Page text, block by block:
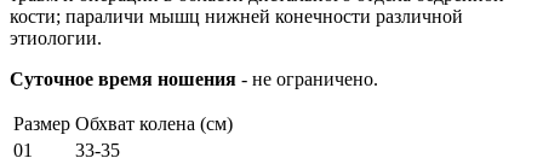
кости; параличи мышц нижней конечности различной
этиологии.
Суточное время ношения - не ограничено.
Размер Обхват колена (см)
01
33-35